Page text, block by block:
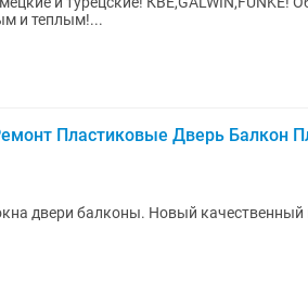
и теплым!...
Пластиковые Дверь Балкон
двери балконы. Новый качественный